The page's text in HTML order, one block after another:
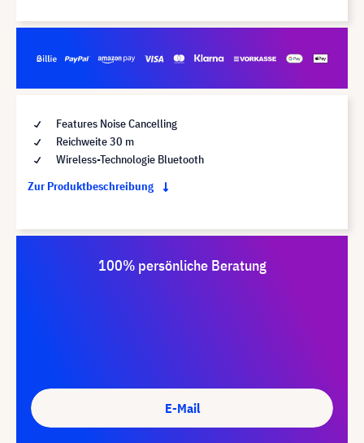
Features Noise Cancelling
Reichweite 30 m
Wireless-Technologie Bluetooth
Zur Produktbeschreibung
100% persönliche Beratung
E-Mail